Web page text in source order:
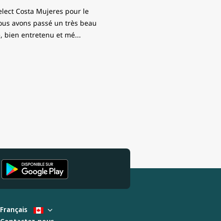
Costa Mujeres pour le
avons passé un très beau
bien entretenu et mé...
Français